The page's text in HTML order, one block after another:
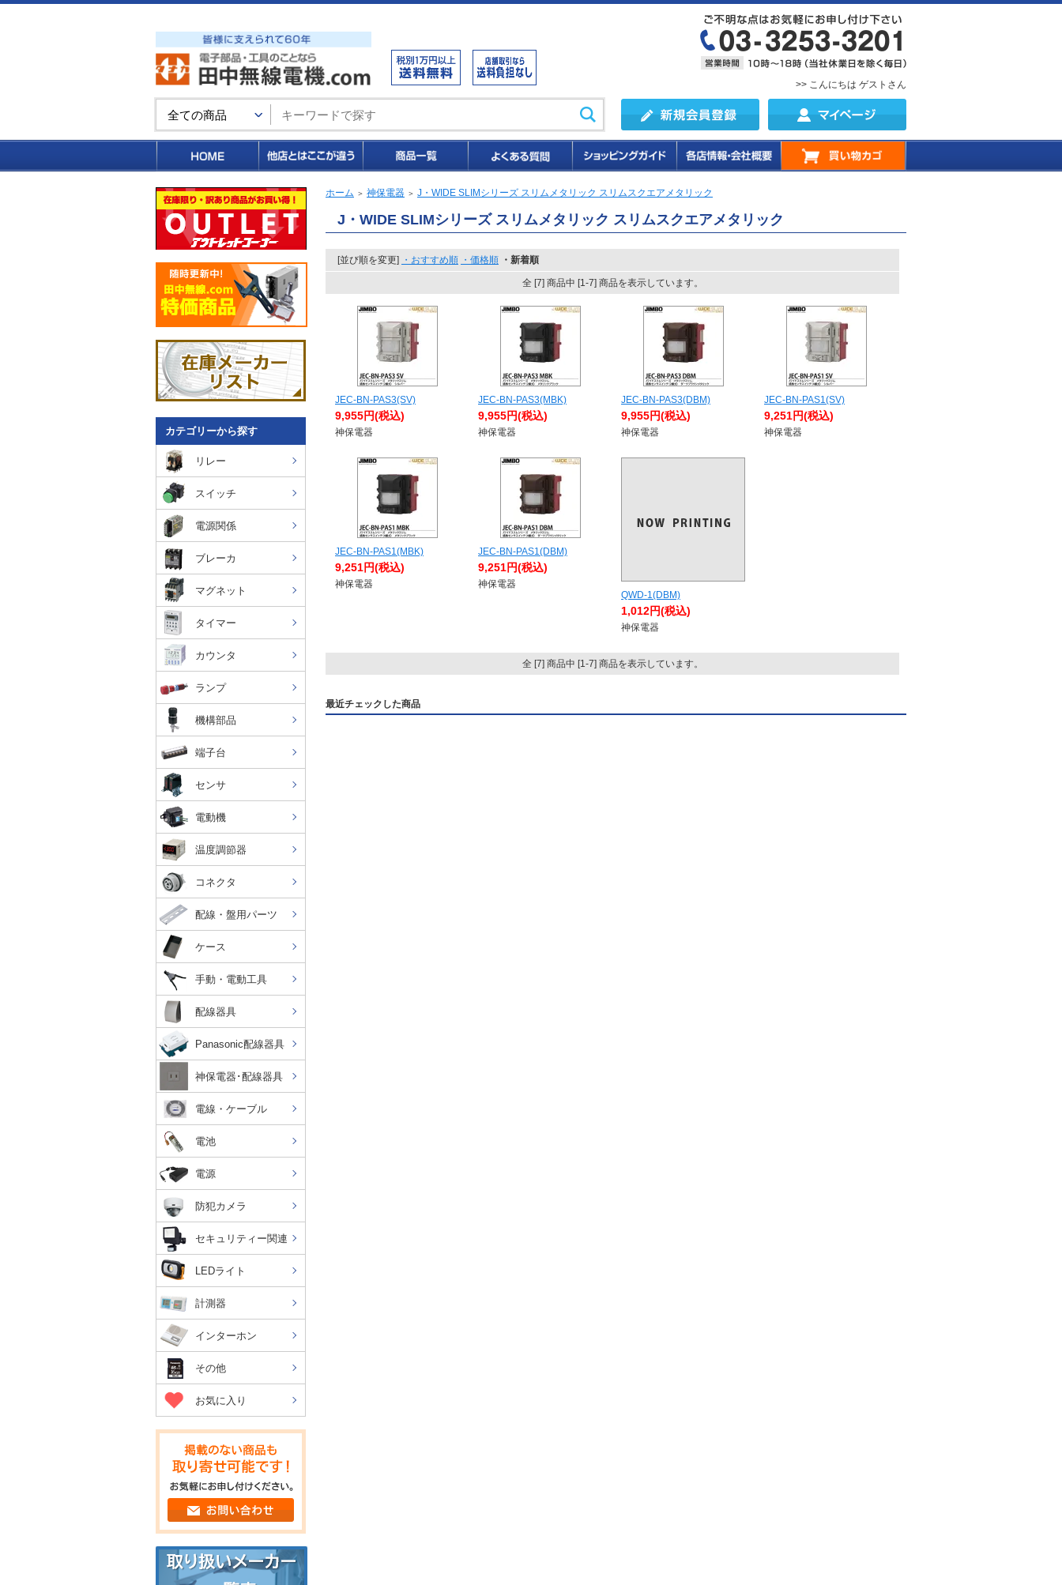
>> こんにちは ゲストさん
ホーム ＞ 神保電器 ＞ J・WIDE SLIMシリーズ スリムメタリック スリムスクエアメタリック
J・WIDE SLIMシリーズ スリムメタリック スリムスクエアメタリック
[並び順を変更] ・おすすめ順 ・価格順 ・新着順
全 [7] 商品中 [1-7] 商品を表示しています。
JEC-BN-PAS3(SV)
9,955円(税込)
神保電器
JEC-BN-PAS3(MBK)
9,955円(税込)
神保電器
JEC-BN-PAS3(DBM)
9,955円(税込)
神保電器
JEC-BN-PAS1(SV)
9,251円(税込)
神保電器
JEC-BN-PAS1(MBK)
9,251円(税込)
神保電器
JEC-BN-PAS1(DBM)
9,251円(税込)
神保電器
QWD-1(DBM)
1,012円(税込)
神保電器
全 [7] 商品中 [1-7] 商品を表示しています。
最近チェックした商品
カテゴリーから探す
リレー
スイッチ
電源関係
ブレーカ
マグネット
タイマー
カウンタ
ランプ
機構部品
端子台
センサ
電動機
温度調節器
コネクタ
配線・盤用パーツ
ケース
手動・電動工具
配線器具
Panasonic配線器具
神保電器･配線器具
電線・ケーブル
電池
電源
防犯カメラ
セキュリティー関連
LEDライト
計測器
インターホン
その他
お気に入り